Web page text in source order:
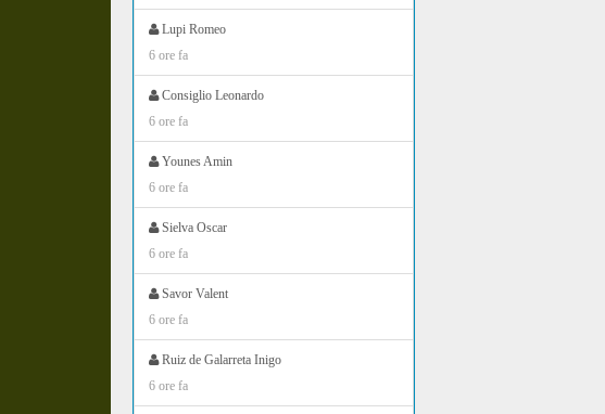
Lupi Romeo
6 ore fa
Consiglio Leonardo
6 ore fa
Younes Amin
6 ore fa
Sielva Oscar
6 ore fa
Savor Valent
6 ore fa
Ruiz de Galarreta Inigo
6 ore fa